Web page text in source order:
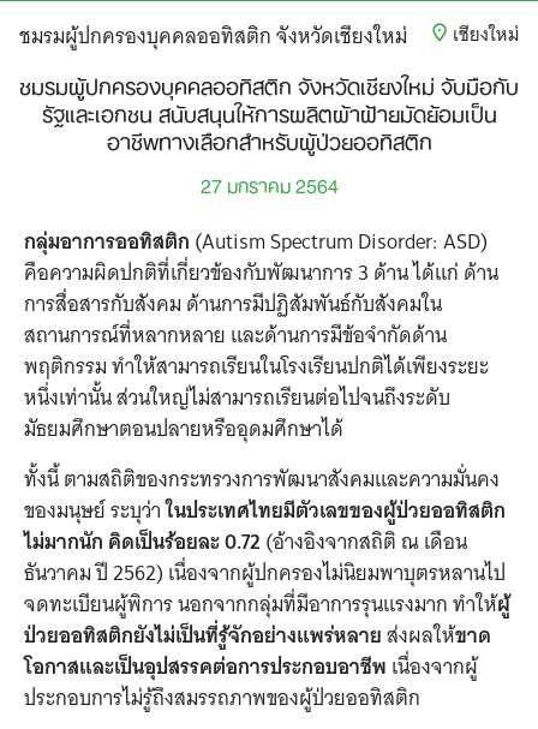
ชมรมผู้ปกครองบุคคลออทิสติก จังหวัดเชียงใหม่ เชียงใหม่
ชมรมผู้ปกครองบุคคลออทิสติก จังหวัดเชียงใหม่ จับมือกับ
รัฐและเอกชน สนับสนุนให้การผลิตผ้าฝ้ายมัดย้อมเป็น
อาชีพทางเลือกสำหรับผู้ป่วยออทิสติก
27 มกราคม 2564
กลุ่มอาการออทิสติก (Autism Spectrum Disorder: ASD)
คือความผิดปกติที่เกี่ยวข้องกับพัฒนาการ 3 ด้าน ได้แก่ ด้าน
การสื่อสารกับสังคม ด้านการมีปฏิสัมพันธ์กับสังคมใน
สถานการณ์ที่หลากหลาย และด้านการมีข้อจำกัดด้าน
พฤติกรรม ทำให้สามารถเรียนในโรงเรียนปกติได้เพียงระยะ
หนึ่งเท่านั้น ส่วนใหญ่ไม่สามารถเรียนต่อไปจนถึงระดับ
มัธยมศึกษาตอนปลายหรืออุดมศึกษาได้
ทั้งนี้ ตามสถิติของกระทรวงการพัฒนาสังคมและความมั่นคง
ของมนุษย์ ระบุว่าในประเทศไทยมีตัวเลขของผู้ป่วยออทิสติก
ไม่มากนัก คิดเป็นร้อยละ 0.72 (อ้างอิงจากสถิติ ณ เดือน
ธันวาคม ปี 2562) เนื่องจากผู้ปกครองไม่นิยมพาบุตรหลานไป
จดทะเบียนผู้พิการ นอกจากกลุ่มที่มีอาการรุนแรงมาก ทำให้ผู้
ป่วยออทิสติกยังไม่เป็นที่รู้จักอย่างแพร่หลายส่งผลให้ขาด
โอกาสและเป็นอุปสรรคต่อการประกอบอาชีพ เนื่องจากผู้
ประกอบการไม่รู้ถึงสมรรถภาพของผู้ป่วยออทิสติก